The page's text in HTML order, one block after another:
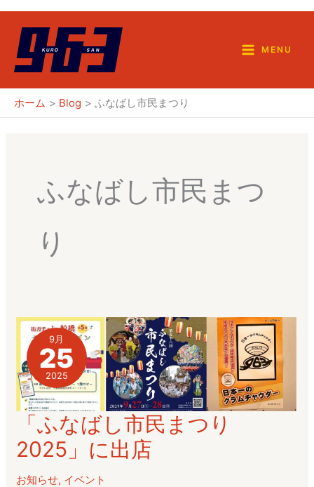
内
MENU
ホーム Blog ふなばし市民まつり
ふなばし市民まつ
り
9月
25
2025
「ふなばし市民まつり
2025」に出店
お知らせ, イベント
「ふ
な
ば
し